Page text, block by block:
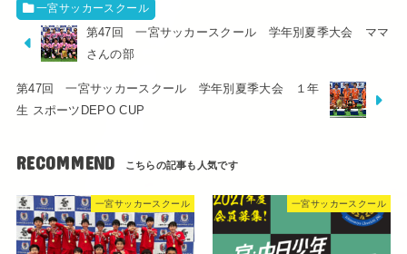
一宮サッカースクール
第47回 一宮サッカースクール 学年別夏季大会 ママ
さんの部
第47回 一宮サッカースクール 学年別夏季大会 １年
生 スポーツDEPO CUP
RECOMMEND
一宮サッカースクール 一宮サッカースクール